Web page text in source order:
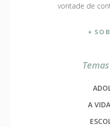
vontade de
+
A